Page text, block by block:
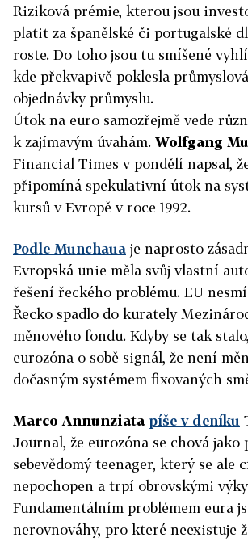
Riziková prémie, kterou jsou
platit za španělské či portugalské
roste. Do toho jsou tu smíšené
kde překvapivě poklesla
objednávky průmyslu.
Útok na euro samozřejmě vede
k zajímavým úvahám. Wolfgang
Financial Times v pondělí napsal,
připomíná spekulativní útok na
kursů v Evropě v roce 1992.
Podle Munchaua je naprosto
Evropská unie měla svůj vlastní
řešení řeckého problému. EU
Řecko spadlo do kurately
měnového fondu. Kdyby se tak
eurozóna o sobě signál, že není
dočasným systémem fixovaných
Marco Annunziata píše v deníku
Journal, že eurozóna se chová jako
sebevědomý teenager, který se ale
nepochopen a trpí obrovskými
Fundamentálním problémem eura
nerovnováhy, pro které neexistuje